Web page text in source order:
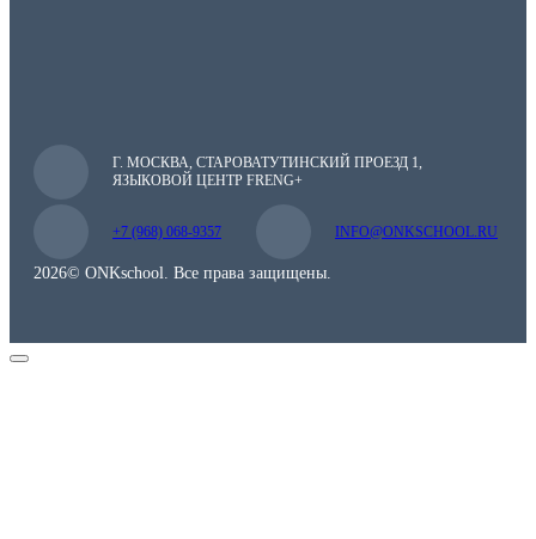
Г. МОСКВА, СТАРОВАТУТИНСКИЙ ПРОЕЗД 1,
ЯЗЫКОВОЙ ЦЕНТР FRENG+
+7 (968) 068-9357 INFO@ONKSCHOOL.RU
2026© ONKschool. Все права защищены.